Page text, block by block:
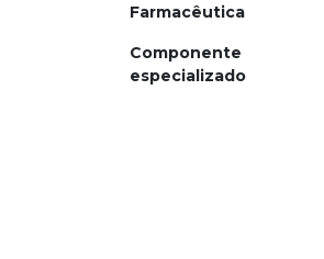
Farmacêutica
Componente
especializado